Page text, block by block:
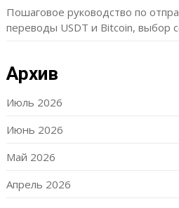
Пошаговое руководство по
переводы USDT и Bitcoin, выбор
Архив
Июль 2026
Июнь 2026
Май 2026
Апрель 2026